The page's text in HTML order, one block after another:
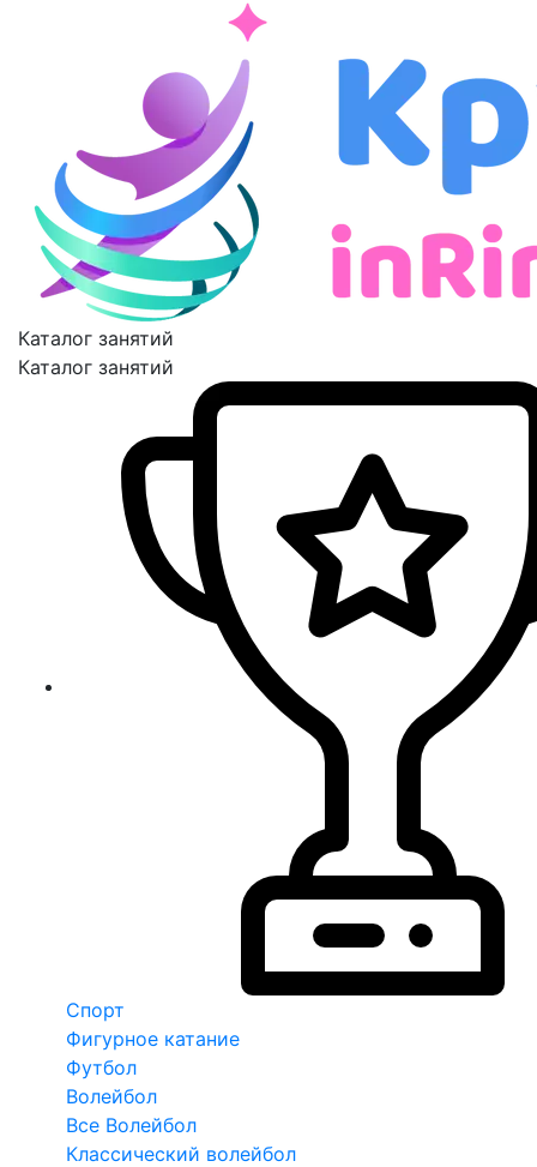
Каталог занятий
Каталог занятий
Спорт
Фигурное катание
Футбол
Волейбол
Все Волейбол
Классический волейбол